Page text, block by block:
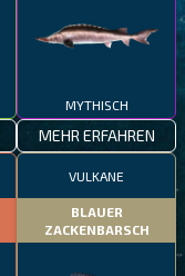
MYTHISCH
MEHR ERFAHREN
VULKANE
BLAUER
ZACKENBARSCH